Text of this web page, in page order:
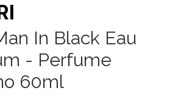
In Black Eau
- Perfume
60ml